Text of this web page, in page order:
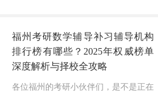
福州考研数学辅导补习辅导机构
排行榜有哪些？2025年权威榜单
深度解析与择校全攻略
各位福州的考研小伙伴们，是不是正在